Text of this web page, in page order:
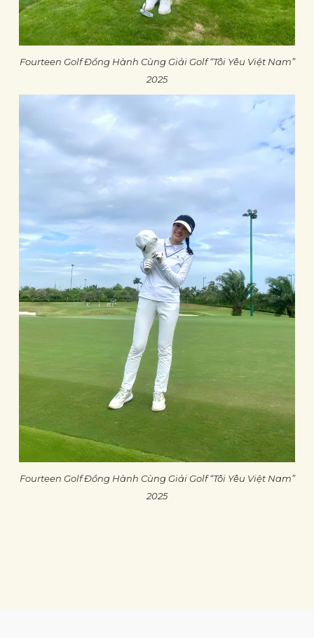
Fourteen Golf Đồng Hành Cùng Giải Golf “Tôi Yêu Việt Nam”
2025
Fourteen Golf Đồng Hành Cùng Giải Golf “Tôi Yêu Việt Nam”
2025